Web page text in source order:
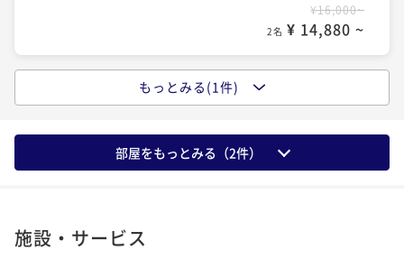
¥16,000~
2名 ¥ 14,880 ~
【Relux】朝食付プラン
朝食付き 現地決済可 事前決済可
IN 14:00 - 27:00 OUT11:00
ポイント即利用で
もっとみる(1件)
部屋をもっとみる（2件）
施設・サービス